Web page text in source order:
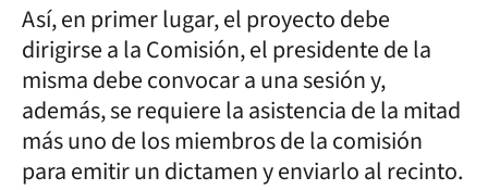
Así, en primer lugar, el proyecto debe
dirigirse a la Comisión, el presidente de la
misma debe convocar a una sesión y,
además, se requiere la asistencia de la mitad
más uno de los miembros de la comisión
para emitir un dictamen y enviarlo al recinto.